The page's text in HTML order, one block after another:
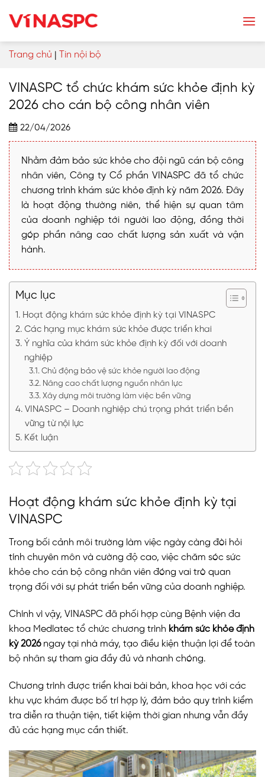
Trang chủ | Tin nội bộ
VINASPC tổ chức khám sức khỏe định kỳ
2026 cho cán bộ công nhân viên
22/04/2026
Nhằm đảm bảo sức khỏe cho đội ngũ cán bộ công
nhân viên, Công ty Cổ phần VINASPC đã tổ chức
chương trình khám sức khỏe định kỳ năm 2026. Đây
là hoạt động thường niên, thể hiện sự quan tâm
của doanh nghiệp tới người lao động, đồng thời
góp phần nâng cao chất lượng sản xuất và vận
hành.
Mục lục
Hoạt động khám sức khỏe định kỳ tại VINASPC
Các hạng mục khám sức khỏe được triển khai
Ý nghĩa của khám sức khỏe định kỳ đối với doanh
nghiệp
Chủ động bảo vệ sức khỏe người lao động
Nâng cao chất lượng nguồn nhân lực
Xây dựng môi trường làm việc bền vững
VINASPC – Doanh nghiệp chú trọng phát triển bền
vững từ nội lực
Kết luận
Hoạt động khám sức khỏe định kỳ tại
VINASPC
Trong bối cảnh môi trường làm việc ngày càng đòi hỏi
tính chuyên môn và cường độ cao, việc chăm sóc sức
khỏe cho cán bộ công nhân viên đóng vai trò quan
trọng đối với sự phát triển bền vững của doanh nghiệp.
Chính vì vậy, VINASPC đã phối hợp cùng Bệnh viện đa
khoa Medlatec tổ chức chương trình khám sức khỏe định
kỳ 2026ngay tại nhà máy, tạo điều kiện thuận lợi để toàn
bộ nhân sự tham gia đầy đủ và nhanh chóng.
Chương trình được triển khai bài bản, khoa học với các
khu vực khám được bố trí hợp lý, đảm bảo quy trình kiểm
tra diễn ra thuận tiện, tiết kiệm thời gian nhưng vẫn đầy
đủ các hạng mục cần thiết.